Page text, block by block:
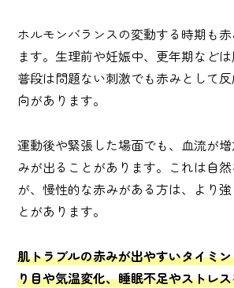
ホルモンバランスの変動する時期も
ます。生理前や妊娠中、更年期などは
普段は問題ない刺激でも赤みとして
向があります。
運動後や緊張した場面でも、血流が
みが出ることがあります。これは自
が、慢性的な赤みがある方は、より
とがあります。
肌トラブルの赤みが出やすいタイミ
り目や気温変化、睡眠不足やストレ